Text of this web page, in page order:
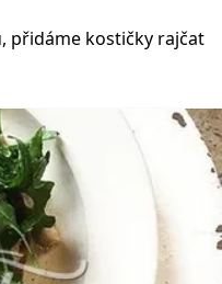
přidáme kostičky rajčat